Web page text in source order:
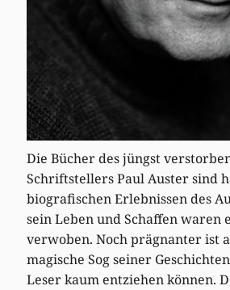
Die Bücher des jüngst
Schriftstellers Paul Auster sind
biografischen Erlebnissen des
sein Leben und Schaffen waren
verwoben. Noch prägnanter ist
magische Sog seiner
Leser kaum entziehen können.